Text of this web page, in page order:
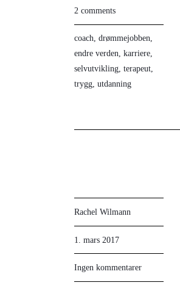
2 comments
coach, drømmejobben,
endre verden, karriere,
selvutvikling, terapeut,
trygg, utdanning
Rachel Wilmann
1. mars 2017
Ingen kommentarer